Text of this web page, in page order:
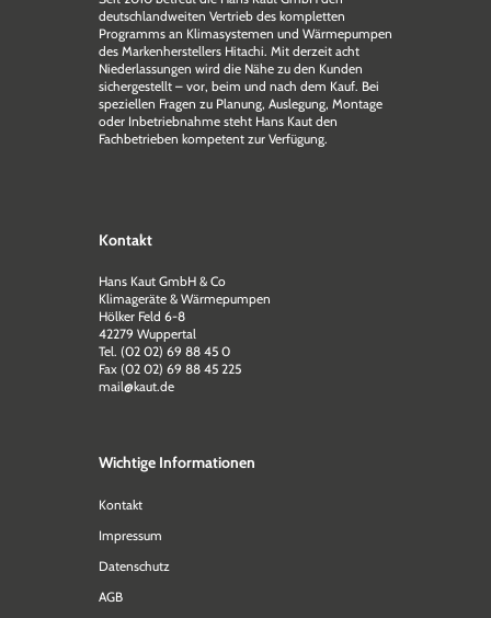
deutschlandweiten Vertrieb des kompletten
Programms an Klimasystemen und Wärmepumpen
des Markenherstellers Hitachi. Mit derzeit acht
Niederlassungen wird die Nähe zu den Kunden
sichergestellt – vor, beim und nach dem Kauf. Bei
speziellen Fragen zu Planung, Auslegung, Montage
oder Inbetriebnahme steht Hans Kaut den
Fachbetrieben kompetent zur Verfügung.
Kontakt
Hans Kaut GmbH & Co
Klimageräte & Wärmepumpen
Hölker Feld 6-8
42279 Wuppertal
Tel. (02 02) 69 88 45 0
Fax (02 02) 69 88 45 225
mail@kaut.de
Wichtige Informationen
Kontakt
Impressum
Datenschutz
AGB